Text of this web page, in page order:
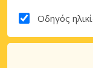
Οδηγός